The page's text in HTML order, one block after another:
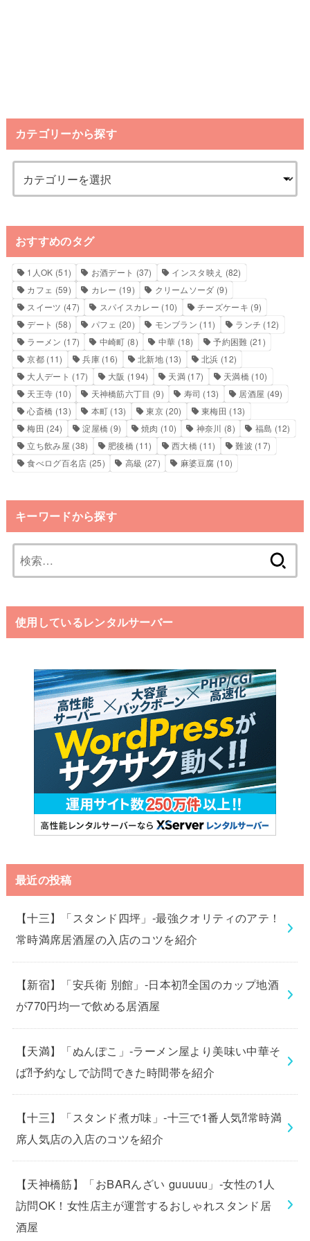
カテゴリーから探す
おすすめのタグ
1人OK (51) お酒デート (37) インスタ映え (82)
カフェ (59) カレー (19) クリームソーダ (9)
スイーツ (47) スパイスカレー (10) チーズケーキ (9)
デート (58) パフェ (20) モンブラン (11) ランチ (12)
ラーメン (17) 中崎町 (8) 中華 (18) 予約困難 (21)
京都 (11) 兵庫(16) 北新地(13) 北浜 (12)
大人デート (17) 大阪 (194) 天満(17) 天満橋(10)
天王寺 (10) 天神橋筋六丁目 (9) 寿司 (13) 居酒屋 (49)
心斎橋 (13) 本町 (13) 東京(20) 東梅田 (13)
梅田 (24) 淀屋橋 (9) 焼肉 (10) 神奈川 (8) 福島 (12)
立ち飲み屋 (38) 肥後橋 (11) 西大橋 (11) 難波 (17)
食べログ百名店 (25) 高級 (27) 麻婆豆腐 (10)
キーワードから探す
索:
使用しているレンタルサーバー
最近の投稿
【十三】「スタンド四坪」-最強クオリティのアテ！
常時満席居酒屋の入店のコツを紹介
【新宿】「安兵衛 別館」-日本初⁈全国のカップ地酒
が770円均一で飲める居酒屋
【天満】「ぬんぽこ」-ラーメン屋より美味い中華そ
ば⁈予約なしで訪問できた時間帯を紹介
【十三】「スタンド煮ガ味」-十三で1番人気⁈常時満
席人気店の入店のコツを紹介
【天神橋筋】「おBARんざい guuuuu」-女性の1人
訪問OK！女性店主が運営するおしゃれスタンド居
酒屋